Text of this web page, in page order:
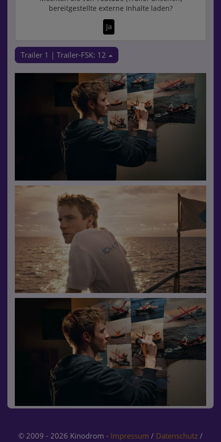
bereitgestellte externe Inhalte laden?
Ja
Trailer 1 | Trailer-FSK: 12
© 2009 - 2026 Kinodrom - Impressum / Datenschutz /